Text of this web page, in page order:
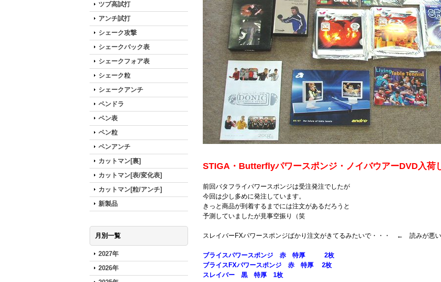
ツブ高試打
アンチ試打
シェーク攻撃
シェークバック表
シェークフォア表
シェーク粒
シェークアンチ
ペンドラ
ペン表
ペン粒
ペンアンチ
カットマン[裏]
カットマン[表/変化表]
カットマン[粒/アンチ]
新製品
月別一覧
2027年
2026年
STIGA・Butterflyパワースポンジ・ノイバウアーDVD入荷
前回バタフライパワースポンジは受注発注でしたが
今回は少し多めに発注しています。
きっと商品が到着するまでには注文があるだろうと
予測していましたが見事空振り（笑
スレイバーFXパワースポンジばかり注文がきてるみたいで・・・ ← 読みが悪い
ブライスパワースポンジ 赤 特厚 2枚
ブライスFXパワースポンジ 赤 特厚 2枚
スレイバー 黒 特厚 1枚